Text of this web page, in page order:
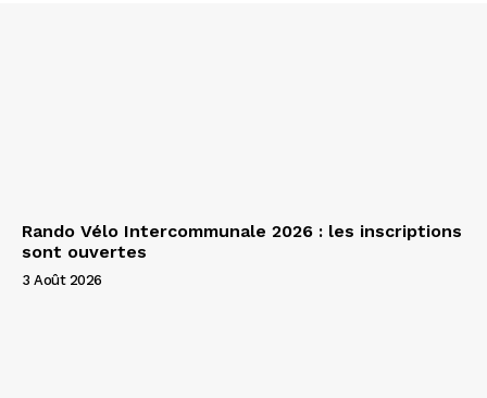
Rando Vélo Intercommunale 2026 : les inscriptions
sont ouvertes
3 Août 2026